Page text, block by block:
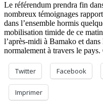
Le référendum prendra fin
nombreux témoignages
dans l’ensemble hormis
mobilisation timide de ce
l’après-midi à Bamako et
normalement à travers le
Twitter Facebook
Imprimer